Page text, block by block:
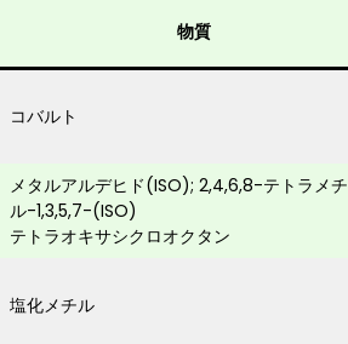
物質
コバルト
メタルアルデヒド(ISO); 2,4,6,8-テトラメチ
ル-1,3,5,7-(ISO)
テトラオキサシクロオクタン
塩化メチル